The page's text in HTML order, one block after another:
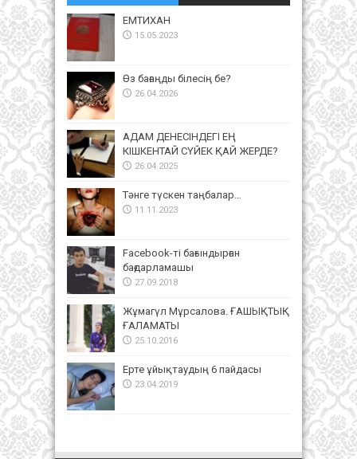
ЕМТИХАН
15.05.2023
Өз бағаңды білесің бе?
26.04.2026
АДАМ ДЕНЕСІНДЕГІ ЕҢ
КІШКЕНТАЙ СҮЙЕК ҚАЙ ЖЕРДЕ?
26.04.2025
Тәнге түскен таңбалар…
11.11.2023
Facebook-ті бағындырған
бағдарламашы
27.09.2018
Жұмагүл Мұрсалова. ҒАШЫҚТЫҚ
ҒАЛАМАТЫ
25.10.2016
Ерте ұйықтаудың 6 пайдасы
23.04.2019